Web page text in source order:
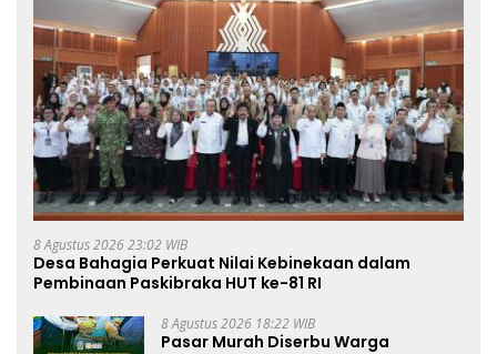
8 Agustus 2026 23:02 WIB
Desa Bahagia Perkuat Nilai Kebinekaan dalam
Pembinaan Paskibraka HUT ke-81 RI
8 Agustus 2026 18:22 WIB
Pasar Murah Diserbu Warga